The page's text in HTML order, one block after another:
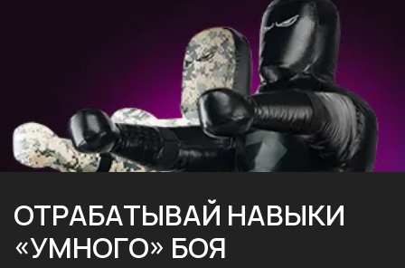
ОТРАБАТЫВАЙ НАВЫКИ
«УМНОГО» БОЯ